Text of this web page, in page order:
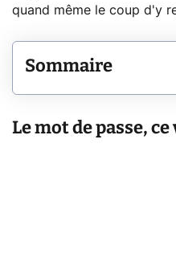
quand même le coup d'y
Sommaire
Le mot de passe,